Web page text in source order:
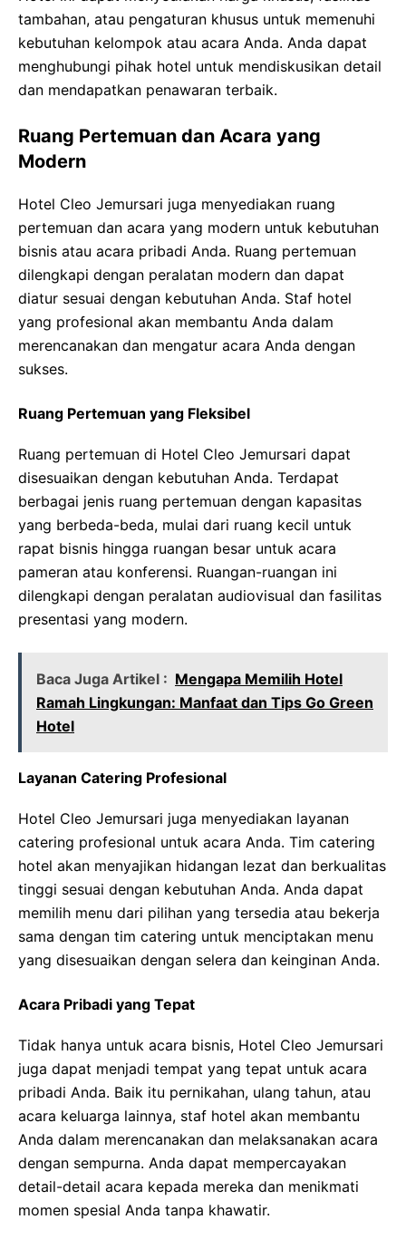
tambahan, atau pengaturan khusus untuk memenuhi
kebutuhan kelompok atau acara Anda. Anda dapat
menghubungi pihak hotel untuk mendiskusikan detail
dan mendapatkan penawaran terbaik.
Ruang Pertemuan dan Acara yang
Modern
Hotel Cleo Jemursari juga menyediakan ruang
pertemuan dan acara yang modern untuk kebutuhan
bisnis atau acara pribadi Anda. Ruang pertemuan
dilengkapi dengan peralatan modern dan dapat
diatur sesuai dengan kebutuhan Anda. Staf hotel
yang profesional akan membantu Anda dalam
merencanakan dan mengatur acara Anda dengan
sukses.
Ruang Pertemuan yang Fleksibel
Ruang pertemuan di Hotel Cleo Jemursari dapat
disesuaikan dengan kebutuhan Anda. Terdapat
berbagai jenis ruang pertemuan dengan kapasitas
yang berbeda-beda, mulai dari ruang kecil untuk
rapat bisnis hingga ruangan besar untuk acara
pameran atau konferensi. Ruangan-ruangan ini
dilengkapi dengan peralatan audiovisual dan fasilitas
presentasi yang modern.
Baca Juga Artikel : Mengapa Memilih Hotel
Ramah Lingkungan: Manfaat dan Tips Go Green
Hotel
Layanan Catering Profesional
Hotel Cleo Jemursari juga menyediakan layanan
catering profesional untuk acara Anda. Tim catering
hotel akan menyajikan hidangan lezat dan berkualitas
tinggi sesuai dengan kebutuhan Anda. Anda dapat
memilih menu dari pilihan yang tersedia atau bekerja
sama dengan tim catering untuk menciptakan menu
yang disesuaikan dengan selera dan keinginan Anda.
Acara Pribadi yang Tepat
Tidak hanya untuk acara bisnis, Hotel Cleo Jemursari
juga dapat menjadi tempat yang tepat untuk acara
pribadi Anda. Baik itu pernikahan, ulang tahun, atau
acara keluarga lainnya, staf hotel akan membantu
Anda dalam merencanakan dan melaksanakan acara
dengan sempurna. Anda dapat mempercayakan
detail-detail acara kepada mereka dan menikmati
momen spesial Anda tanpa khawatir.